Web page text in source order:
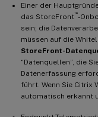
Einer der
das StoreFront™-
sein; die
müssen auf die
StoreFront-
“Datenquellen”, die
Datenerfassung
führt. Wenn Sie Citrix
automatisch erkannt